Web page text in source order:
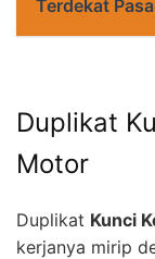
Terdekat
Duplikat
Motor
Duplikat Kunci
kerjanya mirip